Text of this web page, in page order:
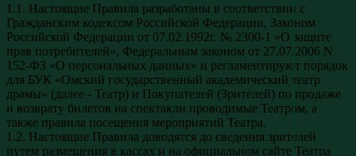
1.1. Настоящие Правила разработаны в соответствии с
Гражданским кодексом Российской Федерации, Законом
Российской Федерации от 07.02.1992г. № 2300-1 «О защите
прав потребителей», Федеральным законом от 27.07.2006 N
152-ФЗ «О персональных данных» и регламентируют порядок
для БУК «Омский государственный академический театр
драмы» (далее - Театр) и Покупателей (Зрителей) по продаже
и возврату билетов на спектакли проводимые Театром, а
также правила посещения мероприятий Театра.
1.2. Настоящие Правила доводятся до сведения зрителей
путем размещения в кассах и на официальном сайте Театра